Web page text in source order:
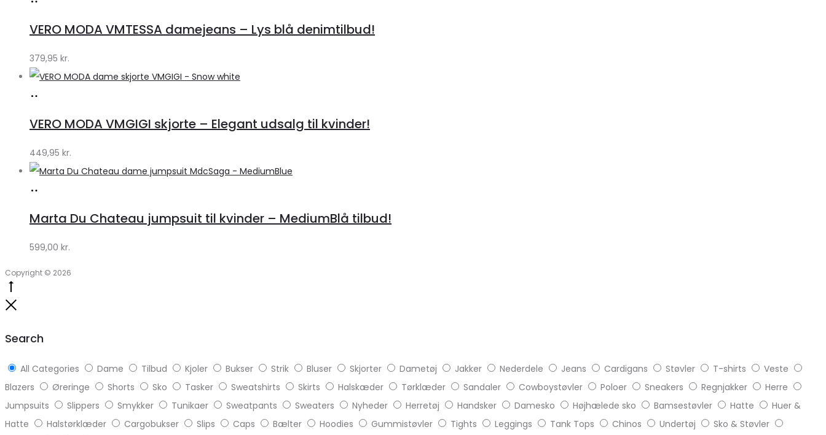
Klædeskabet.dk
VERO MODA VMTESSA damejeans – Lys blå denimtilbud!
379,95 kr.
Klædeskabet.dk
VERO MODA VMGIGI skjorte – Elegant udsalg til kvinder!
449,95 kr.
Klædeskabet.dk
Marta Du Chateau jumpsuit til kvinder – MediumBlå tilbud!
599,00 kr.
Copyright © 2026
Search
All Categories Dame Tilbud Kjoler Bukser Strik Bluser Skjorter Dametøj Jakker Nederdele Jeans Cardigans Støvler T-shirts
Veste
Blazers
Øreringe Shorts Sko Tasker Sweatshirts Skirts Halskæder Tørklæder Sandaler Cowboystøvler Poloer Sneakers Regnjakker
Herre
Jumpsuits
Slippers Smykker Tunikaer Sweatpants Sweaters Nyheder Herretøj Handsker Damesko Højhælede sko Bamsestøvler Hatte
Huer &
Hatte
Halstørklæder Cargobukser Slips Caps Bælter Hoodies Gummistøvler Tights Leggings Tank Tops Chinos Undertøj
Sko & Støvler